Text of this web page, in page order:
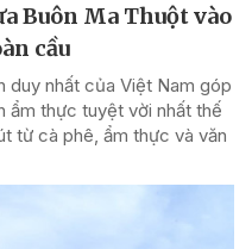
Buôn Ma Thuột vào
cầu
duy nhất của Việt Nam góp
ẩm thực tuyệt vời nhất thế
từ cà phê, ẩm thực và văn